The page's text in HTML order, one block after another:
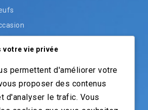
guide pour recruteurs
moto
votre vie privée
permettent d'améliorer votre
proposer des contenus
d'analyser le trafic. Vous